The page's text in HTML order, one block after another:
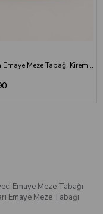
Emayra Emaye Meze Tabağı Kiremit Pembe Kordonlu 22x16 cm
Emaye Meze Tabağı
Emaye Meze Tabağı